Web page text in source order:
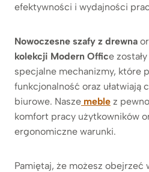
efektywności i wydajności
Nowoczesne szafy z drewna
kolekcji Modern Office
specjalne mechanizmy, które
funkcjonalność oraz ułatwiają
biurowe. Nasze meble z
komfort pracy użytkowników
ergonomiczne warunki.
Pamiętaj, że możesz obejrzeć